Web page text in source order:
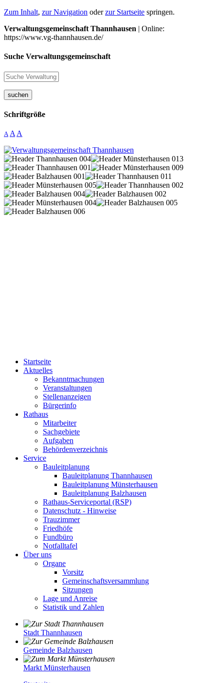
Zum Inhalt, zur Navigation oderzur Startseite springen.
Verwaltungsgemeinschaft Thannhausen | Online:
https://www.vg-thannhausen.de/
Suche Verwaltungsgemeinschaft
suchen
Schriftgröße
A A A
Startseite
Aktuelles
Bekanntmachungen
Veranstaltungen
Stellenanzeigen
Bürgerinfo
Rathaus
Mitarbeiter
Sachgebiete
Aufgaben
Behördenverzeichnis
Service
Bauleitplanung
Bauleitplanung Thannhausen
Bauleitplanung Münsterhausen
Bauleitplanung Balzhausen
Rathaus-Serviceportal (RSP)
Datenschutz - Hinweise
Trauzimmer
Friedhöfe
Fundbüro
Notfalltafel
Über uns
Organe
Vorsitz
Gemeinschaftsversammlung
Sitzungen
Lage und Anreise
Statistik und Zahlen
Stadt Thannhausen
Gemeinde Balzhausen
Markt Münsterhausen